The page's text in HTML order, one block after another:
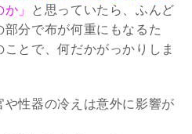
」
と思っていたら、ふんど
分で布が何重にもなるた
とで、何だかがっかりしま
性器の冷えは意外に影響が